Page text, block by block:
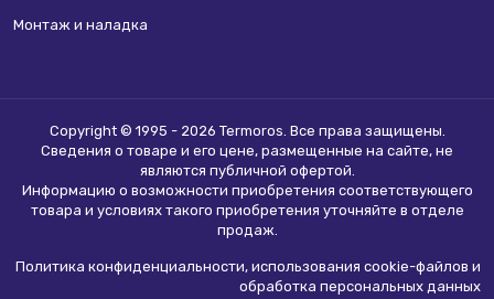
Монтаж и наладка
Copyright © 1995 - 2026 Termoros. Все права защищены.
Сведения о товаре и его цене, размещенные на сайте, не
являются публичной офертой.
Информацию о возможности приобретения соответствующего
товара и условиях такого приобретения уточняйте в отделе
продаж.
Политика конфиденциальности, использования сookie-файлов и
обработка персональных данных